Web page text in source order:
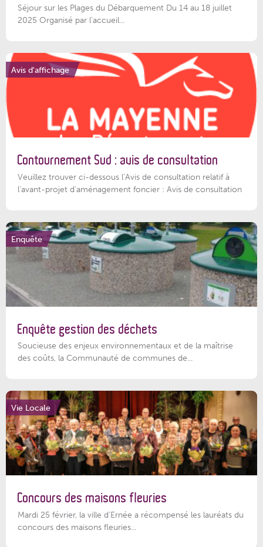
Séjour sur les Plages du Débarquement Du 14 au 18 juillet
2025 Organisé par l’accueil...
Avis d'affichage
Contournement Sud : avis de consultation
Veuillez trouver ci-dessous l’Avis de consultation relatif à
l'avant-projet d'aménagement foncier : Avis de consultation
Enquête
Enquête gestion des déchets
Soucieuse des enjeux environnementaux et de la maîtrise
des coûts, la Communauté de communes de...
Vie Locale
Concours des maisons fleuries
Mardi 25 février, la ville d'Ernée a récompensé les lauréats du
concours des maisons fleuries...